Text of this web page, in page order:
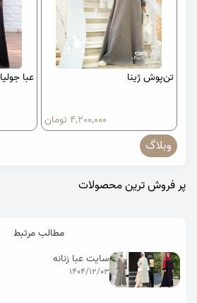
تن‌پوش ژینا
4,200,000 تومان
عبا جولیا
وبلاگ
پر فروش ترین محصولات
مطالب مرتبط
سایت عبا زنانه
1404/12/03